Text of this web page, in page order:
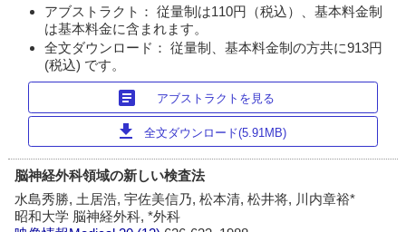
アブストラクト： 従量制は110円（税込）、基本料金制
は基本料金に含まれます。
全文ダウンロード： 従量制、基本料金制の方共に913円
(税込) です。
article アブストラクトを見る
download 全文ダウンロード(5.91MB)
脳神経外科領域の新しい検査法
水島秀勝, 土居浩, 宇佐美信乃, 松本清, 松井将, 川内章裕*
昭和大学 脳神経外科, *外科